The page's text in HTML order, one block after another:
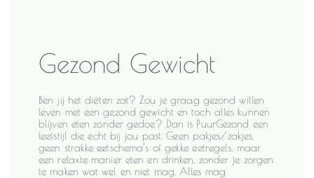
Gezond Gewicht
Ben jij het diëten zat? Zou je graag gezond willen
leven met een gezond gewicht en toch alles kunnen
blijven eten zonder gedoe? Dan is PuurGezond een
leefstijl die echt bij jou past. Geen pakjes/zakjes,
geen strakke eetschema’s of gekke eetregels, maar
een relaxte manier eten en drinken, zonder je zorgen
te maken wat wel en niet mag. Alles mag